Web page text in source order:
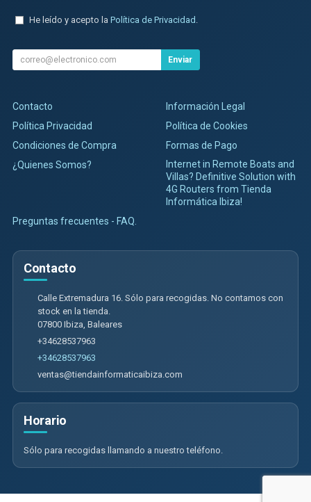
He leído y acepto la Política de Privacidad
Enviar
Contacto
Información Legal
Política Privacidad
Política de Cookies
Condiciones de Compra
Formas de Pago
¿Quienes Somos?
Internet in Remote Boats and
Villas? Definitive Solution with
4G Routers from Tienda
Informática Ibiza!
Preguntas frecuentes - FAQ.
Contacto
Calle Extremadura 16. Sólo para recogidas. No contamos con
stock en la tienda.
07800 Ibiza Baleares
+34628537963
+34628537963
ventas@tiendainformaticaibiza.com
Horario
Sólo para recogidas llamando a nuestro teléfono.